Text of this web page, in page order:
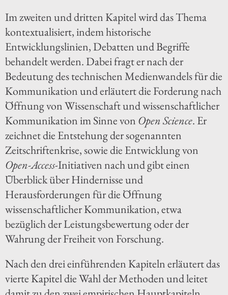
Im zweiten und dritten Kapitel wird das Thema
kontextualisiert, indem historische
Entwicklungslinien, Debatten und Begriffe
behandelt werden. Dabei fragt er nach der
Bedeutung des technischen Medienwandels für die
Kommunikation und erläutert die Forderung nach
Öffnung von Wissenschaft und wissenschaftlicher
Kommunikation im Sinne von Open Science. Er
zeichnet die Entstehung der sogenannten
Zeitschriftenkrise, sowie die Entwicklung von
Open-Access-Initiativen nach und gibt einen
Überblick über Hindernisse und
Herausforderungen für die Öffnung
wissenschaftlicher Kommunikation, etwa
bezüglich der Leistungsbewertung oder der
Wahrung der Freiheit von Forschung.
Nach den drei einführenden Kapiteln erläutert das
vierte Kapitel die Wahl der Methoden und leitet